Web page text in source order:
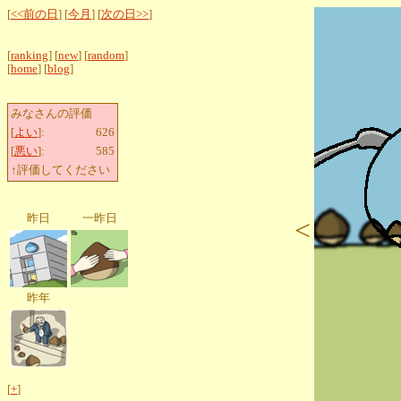
[<<前の日 ] [今月 ] [次の日>>]
[ranking] [new] [random]
[home] [blog]
みなさんの評価
[よい]:
626
[悪い]:
585
↑評価してください
昨日 一昨日
昨年
[+]
<